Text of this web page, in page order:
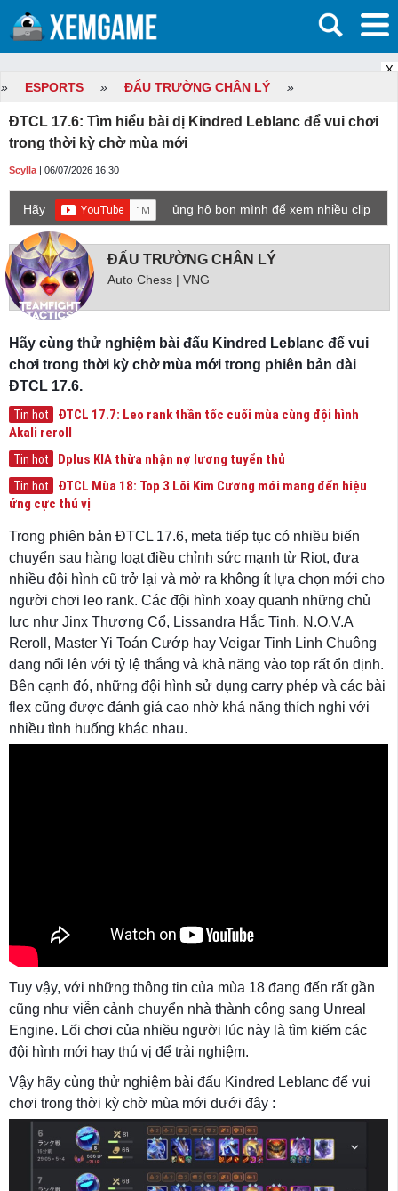
X
» ESPORTS » ĐẤU TRƯỜNG CHÂN LÝ »
ĐTCL 17.6: Tìm hiểu bài dị Kindred Leblanc để vui chơi
trong thời kỳ chờ mùa mới
Scylla | 06/07/2026 16:30
Hãy
ủng hộ bọn mình để xem nhiều clip
game mới hơn nhé!
ĐẤU TRƯỜNG CHÂN LÝ
Auto Chess | VNG
Hãy cùng thử nghiệm bài đấu Kindred Leblanc để vui
chơi trong thời kỳ chờ mùa mới trong phiên bản dài
ĐTCL 17.6.
Tin hot
ĐTCL 17.7: Leo rank thần tốc cuối mùa cùng đội hình
Akali reroll
Tin hot Dplus KIA thừa nhận nợ lương tuyển thủ
Tin hot
ĐTCL Mùa 18: Top 3 Lõi Kim Cương mới mang đến hiệu
ứng cực thú vị
Trong phiên bản ĐTCL 17.6, meta tiếp tục có nhiều biến
chuyển sau hàng loạt điều chỉnh sức mạnh từ Riot, đưa
nhiều đội hình cũ trở lại và mở ra không ít lựa chọn mới cho
người chơi leo rank. Các đội hình xoay quanh những chủ
lực như Jinx Thượng Cổ, Lissandra Hắc Tinh, N.O.V.A
Reroll, Master Yi Toán Cướp hay Veigar Tinh Linh Chuông
đang nổi lên với tỷ lệ thắng và khả năng vào top rất ổn định.
Bên cạnh đó, những đội hình sử dụng carry phép và các bài
flex cũng được đánh giá cao nhờ khả năng thích nghi với
nhiều tình huống khác nhau.
Tuy vậy, với những thông tin của mùa 18 đang đến rất gần
cũng như viễn cảnh chuyển nhà thành công sang Unreal
Engine. Lối chơi của nhiều người lúc này là tìm kiếm các
đội hình mới hay thú vị để trải nghiệm.
Vậy hãy cùng thử nghiệm bài đấu Kindred Leblanc để vui
chơi trong thời kỳ chờ mùa mới dưới đây :